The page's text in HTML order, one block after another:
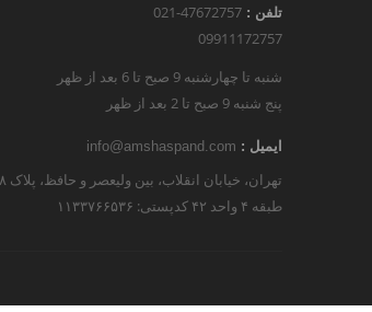
تلفن : 021-47672757
09911172757
شنبه تا چهارشنبه 9 صبح تا 6 بعد از ظهر
پنج شنبه 9 صبح تا 2 بعد از ظهر
ایمیل : info@amshaspand.com
طبقه ۴ واحد ۴۲ کدپستی: ۱۱۳۳۷۶۶۵۳۶